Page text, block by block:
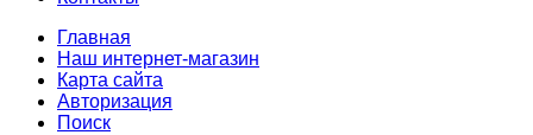
Главная
Наш интернет-магазин
Карта сайта
Авторизация
Поиск